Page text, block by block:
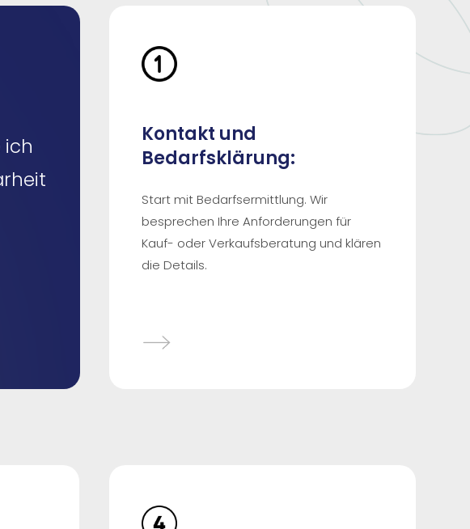
ich
Kontakt und
Bedarfsklärung:
Start mit Bedarfsermittlung. Wir
besprechen Ihre Anforderungen für
Kauf- oder Verkaufsberatung und klären
die Details.